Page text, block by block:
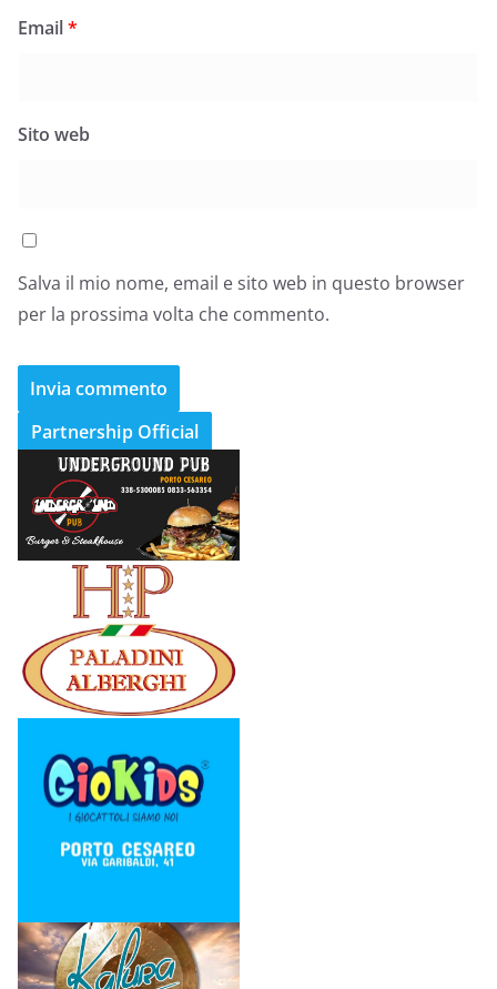
Email*
Sito web
Salva il mio nome, email e sito web in questo browser
per la prossima volta che commento.
Partnership Official